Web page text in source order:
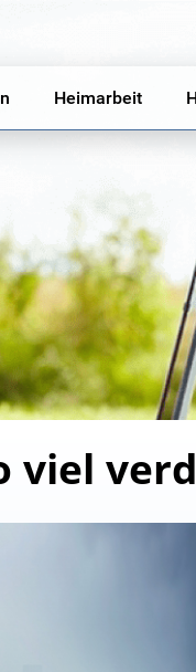
Heimarbeit
viel